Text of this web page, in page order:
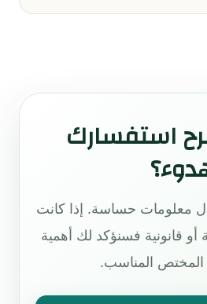
استفسارك
معلومات حساسة. إذا كانت
أو قانونية فسنؤكد لك أهمية
المختص المناسب.